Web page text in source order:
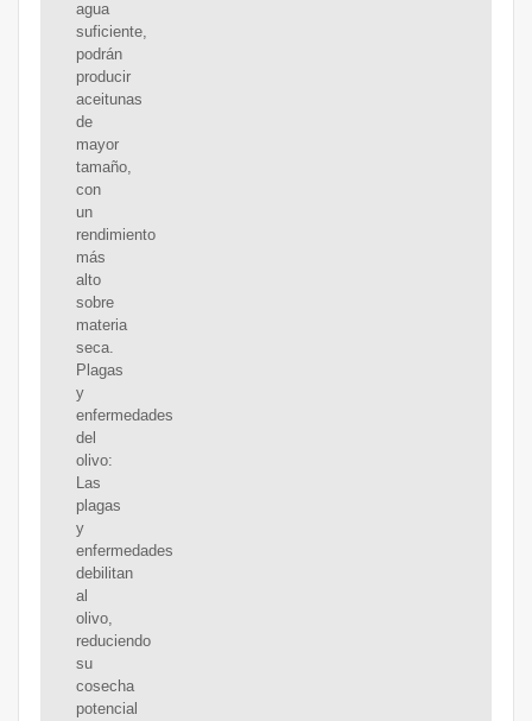
agua
suficiente,
podrán
producir
aceitunas
de
mayor
tamaño,
con
un
rendimiento
más
alto
sobre
materia
seca.
Plagas
y
enfermedades
del
olivo:
Las
plagas
y
enfermedades
debilitan
al
olivo,
reduciendo
su
cosecha
potencial